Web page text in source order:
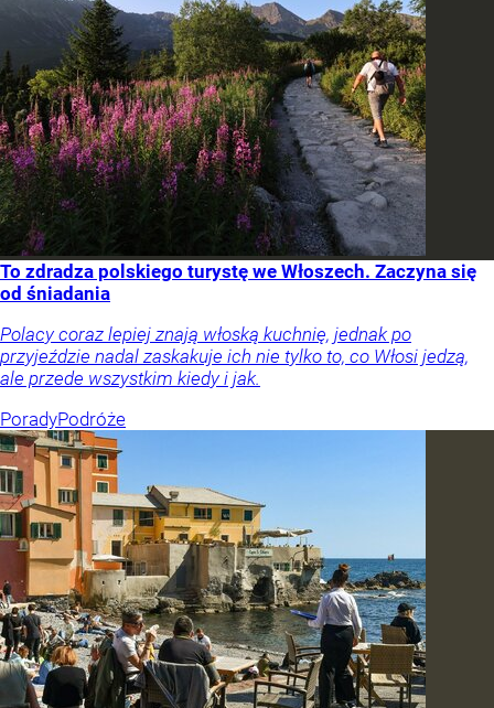
To zdradza polskiego turystę we Włoszech. Zaczyna się
od śniadania
Polacy coraz lepiej znają włoską kuchnię, jednak po
przyjeździe nadal zaskakuje ich nie tylko to, co Włosi jedzą,
ale przede wszystkim kiedy i jak.
PoradyPodróże